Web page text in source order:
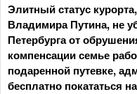
Элитный статус
Владимира Путина, не
Петербурга от
компенсации семье
подаренной путевке,
бесплатно покататься